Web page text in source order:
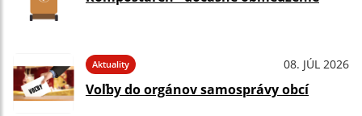
Aktuality 08. JÚL 2026
Voľby do orgánov samosprávy obcí